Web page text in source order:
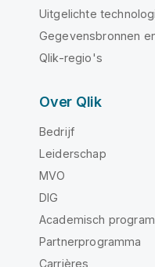
Uitgelichte
Gegevensbronnen
Qlik-regio's
Over Qlik
Bedrijf
Leiderschap
MVO
DIG
Academisch
Partnerprogramma
Carrières